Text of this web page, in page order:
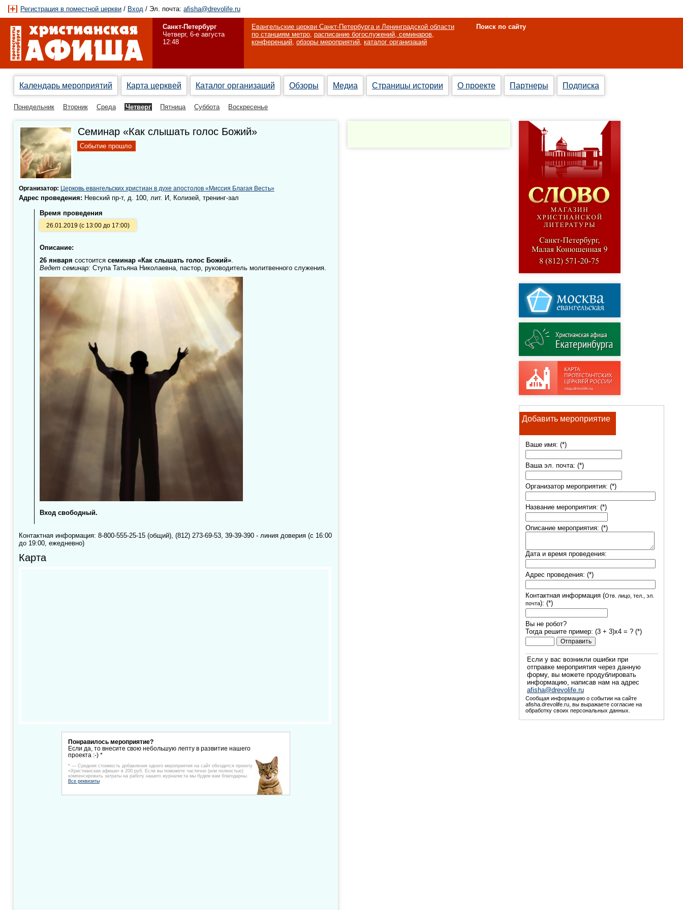
Регистрация в поместной церкви / Вход / Эл. почта: afisha@drevolife.ru
Санкт-Петербург
Четверг, 6-е августа
12:48
Евангельские церкви Санкт-Петербурга и Ленинградской области
по станциям метро, расписание богослужений, семинаров,
конференций, обзоры мероприятий, каталог организаций
Поиск по сайту
Календарь мероприятий Карта церквей Каталог организаций Обзоры Медиа Страницы истории О проекте Партнеры Подписка
Понедельник Вторник Среда Четверг Пятница Суббота Воскресенье
Семинар «Как слышать голос Божий»
Событие прошло
Организатор: Церковь евангельских христиан в духе апостолов «Миссия Благая Весть»
Адрес проведения: Невский пр-т, д. 100, лит. И, Колизей, тренинг-зал
Время проведения
26.01.2019 (с 13:00 до 17:00)
Описание:
26 января состоится семинар «Как слышать голос Божий».
Ведет семинар: Ступа Татьяна Николаевна, пастор, руководитель молитвенного служения.
Вход свободный.
Контактная информация: 8-800-555-25-15 (общий), (812) 273-69-53, 39-39-390 - линия доверия (с 16:00
до 19:00, ежедневно)
Карта
Понравилось мероприятие?
Если да, то внесите свою небольшую лепту в развитие нашего
проекта :-) *
* — Средняя стоимость добавления одного мероприятия на сайт обходится проекту
«Христианская афиша» в 200 руб. Если вы поможете частично (или полностью)
компенсировать затраты на работу нашего журналиста мы будем вам благодарны.
Все реквизиты
Добавить мероприятие
Ваше имя: (*)
Ваша эл. почта: (*)
Организатор мероприятия: (*)
Название мероприятия: (*)
Описание мероприятия: (*)
Дата и время проведения:
Адрес проведения: (*)
Контактная информация (Отв. лицо, тел., эл.
почта): (*)
Вы не робот?
Тогда решите пример: (3 + 3)х4 = ? (*)
Если у вас возникли ошибки при
отправке мероприятия через данную
форму, вы можете продублировать
информацию, написав нам на адрес
afisha@drevolife.ru
Сообщая информацию о событии на сайте
afisha.drevolife.ru, вы выражаете согласие на
обработку своих персональных данных.